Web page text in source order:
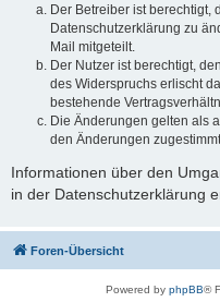
Der Betreiber ist berechtigt,
Datenschutzerklärung zu
Mail mitgeteilt.
Der Nutzer ist berechtigt,
des Widerspruchs erlischt
bestehende
Die Änderungen gelten als
den Änderungen
Informationen über den
in der Datenschutzerklärung
Foren-Übersicht
Powered by phpBB®